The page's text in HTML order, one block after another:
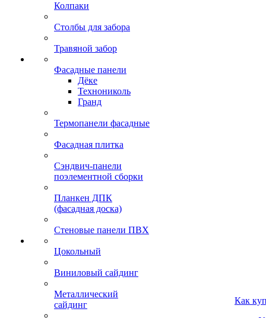
Колпаки
Столбы для забора
Травяной забор
Фасадные панели
Дёке
Технониколь
Гранд
Термопанели фасадные
Фасадная плитка
Сэндвич-панели
поэлементной сборки
Планкен ДПК
(фасадная доска)
Стеновые панели ПВХ
Цокольный
Виниловый сайдинг
Металлический
сайдинг
Как